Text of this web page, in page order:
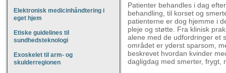
Elektronisk medicinhåndtering i
eget hjem
Etiske guidelines til
sundhedsteknologi
Exoskelet til arm- og
skulderregionen
Patienter behandles i dag
behandling, til korset og
patienterne er dog hjemme i
pleje og støtte. Fra klinisk
alene med de udfordringer et
området er yderst sparsom,
beskrevet hvordan kvinder
dagligdag med smerter, frygt,